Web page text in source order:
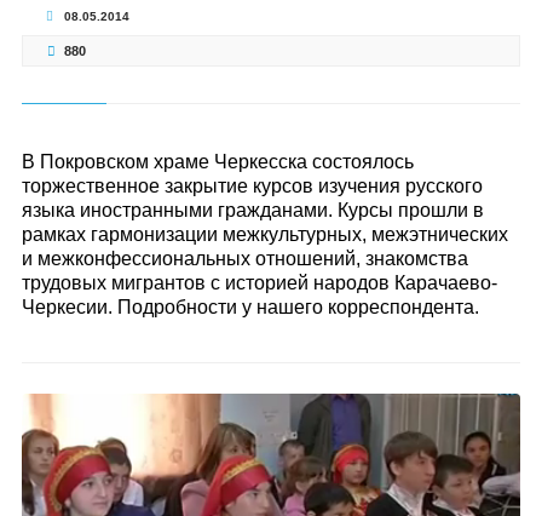
08.05.2014
880
В Покровском храме Черкесска состоялось
торжественное закрытие курсов изучения русского
языка иностранными гражданами. Курсы прошли в
рамках гармонизации межкультурных, межэтнических
и межконфессиональных отношений, знакомства
трудовых мигрантов с историей народов Карачаево-
Черкесии. Подробности у нашего корреспондента.